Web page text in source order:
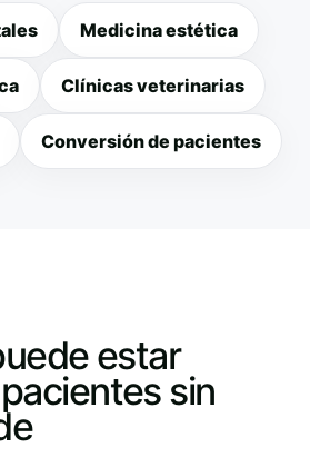
Medicina estética
Clínicas veterinarias
Conversión de pacientes
estar
sin